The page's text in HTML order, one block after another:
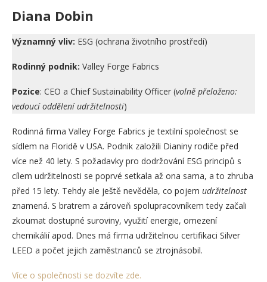
Diana Dobin
Významný vliv: ESG (ochrana životního prostředí)
Rodinný podnik: Valley Forge Fabrics
Pozice: CEO a Chief Sustainability Officer (volně přeloženo:
vedoucí oddělení udržitelnosti)
Rodinná firma Valley Forge Fabrics je textilní společnost se
sídlem na Floridě v USA. Podnik založili Dianiny rodiče před
více než 40 lety. S požadavky pro dodržování ESG principů s
cílem udržitelnosti se poprvé setkala až ona sama, a to zhruba
před 15 lety. Tehdy ale ještě nevěděla, co pojem udržitelnost
znamená. S bratrem a zároveň spolupracovníkem tedy začali
zkoumat dostupné suroviny, využití energie, omezení
chemikálií apod. Dnes má firma udržitelnou certifikaci Silver
LEED a počet jejich zaměstnanců se ztrojnásobil.
Více o společnosti se dozvíte zde.